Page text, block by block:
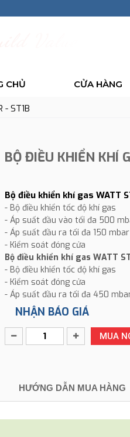
CHỦ CỬA HÀNG
- ST1B
BỘ ĐIỀU KHIỂN KHÍ
Bộ điều khiển khí gas WATT
- Bộ điều khiển tốc độ khí gas
- Áp suất đầu vào tối đa 500
- Áp suất đầu ra tối đa 150 mbar
- Kiểm soát đóng cửa
Bộ điều khiển khí gas WATT
- Bộ điều khiển tốc độ khí gas
- Kiểm soát đóng cửa
- Áp suất đầu ra tối đa 450
NHẬN BÁO GIÁ
MUA
HƯỚNG DẪN MUA HÀNG